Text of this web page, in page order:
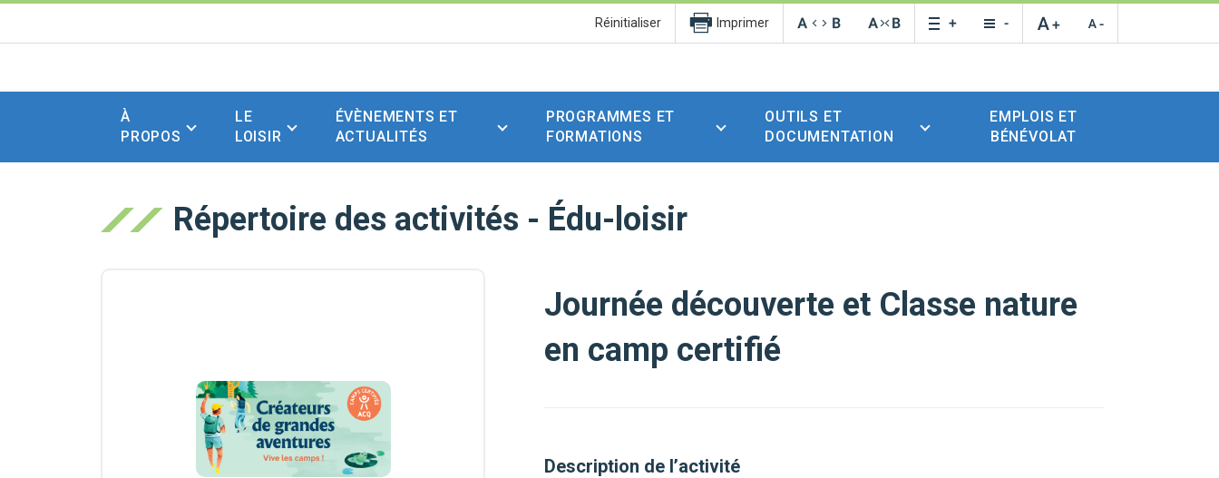
Réinitialiser Imprimer
À
PROPOS
LE
LOISIR
ÉVÈNEMENTS ET
ACTUALITÉS
PROGRAMMES ET
FORMATIONS
OUTILS ET
DOCUMENTATION
EMPLOIS ET
BÉNÉVOLAT
Répertoire des activités - Édu-loisir
Journée découverte et Classe nature
en camp certifié
Description de l’activité